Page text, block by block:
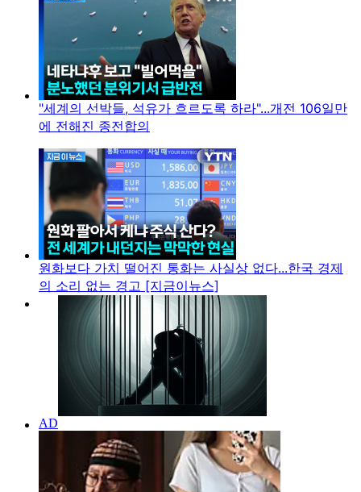
"세계의 선박들, 석유가 흐르도록 하라"...개전 106일만
에 전해진 종전합의
원화보다 가치 떨어진 통화는 사실상 없다...한국 경제
의 소리 없는 경고 [지금이뉴스]